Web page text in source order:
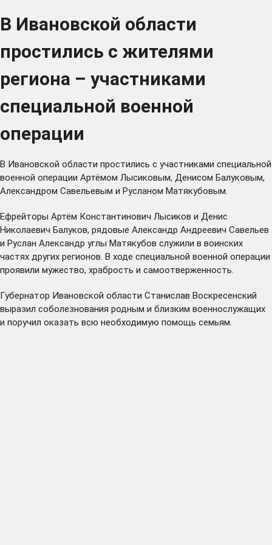
В Ивановской области
простились с жителями
региона – участниками
специальной военной
операции
В Ивановской области простились с участниками специальной
военной операции Артёмом Лысиковым, Денисом Балуковым,
Александром Савельевым и Русланом Матякубовым.
Ефрейторы Артём Константинович Лысиков и Денис
Николаевич Балуков, рядовые Александр Андреевич Савельев
и Руслан Александр углы Матякубов служили в воинских
частях других регионов. В ходе специальной военной операции
проявили мужество, храбрость и самоотверженность.
Губернатор Ивановской области Станислав Воскресенский
выразил соболезнования родным и близким военнослужащих
и поручил оказать всю необходимую помощь семьям.